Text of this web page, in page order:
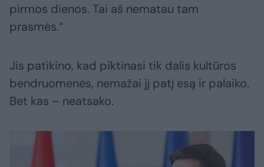
pirmos dienos. Tai aš nematau tam
prasmės.“
Jis patikino, kad piktinasi tik dalis kultūros
bendruomenės, nemažai jį patį esą ir palaiko.
Bet kas – neatsako.